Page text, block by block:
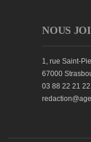
NOUS
1, rue Saint-
67000
03 88 22 21 22